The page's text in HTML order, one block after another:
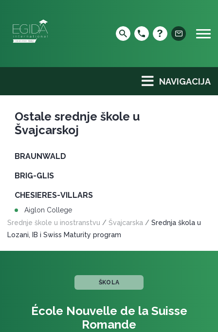
content
NAVIGACIJA
Ostale srednje škole u
Švajcarskoj
BRAUNWALD
BRIG-GLIS
CHESIERES-VILLARS
Aiglon College
CIRIH
GSTAAD
Srednje škole u inostranstvu / Švajcarska / Srednja škola u
Lozani, IB i Swiss Maturity program
ŠKOLA
École Nouvelle de la Suisse
Romande